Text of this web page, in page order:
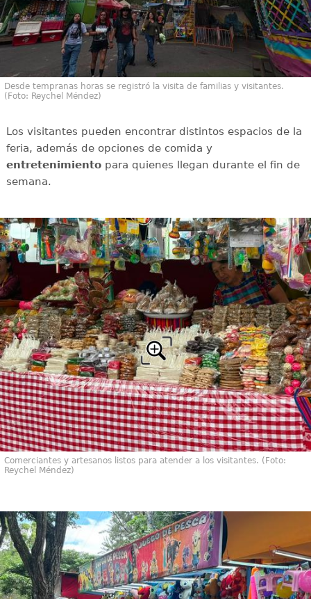
Desde tempranas horas se registró la visita de familias y visitantes.
(Foto: Reychel Méndez)
Los visitantes pueden encontrar distintos espacios de la
feria, además de opciones de comida y
entretenimientopara quienes llegan durante el fin de
semana.
Comerciantes y artesanos listos para atender a los visitantes. (Foto:
Reychel Méndez)